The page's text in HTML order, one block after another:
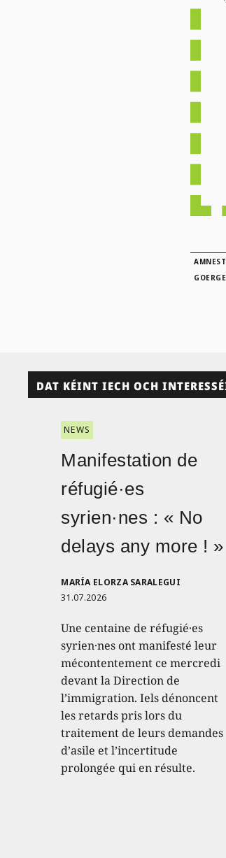
DAT KÉINT IECH OCH
NEWS
Manifestation de
réfugié·es
syrien·nes : « No
delays any more ! »
MARÍA ELORZA SARALEGUI
31.07.2026
Une centaine de réfugié·es
syrien·nes ont manifesté leur
mécontentement ce mercredi
devant la Direction de
l’immigration. Iels dénoncent
les retards pris lors du
traitement de leurs demandes
d’asile et l’incertitude
prolongée qui en résulte.